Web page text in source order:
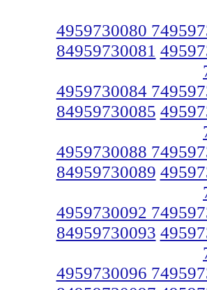
4959730080
84959730081
4959730084
84959730085
4959730088
84959730089
4959730092
84959730093
4959730096